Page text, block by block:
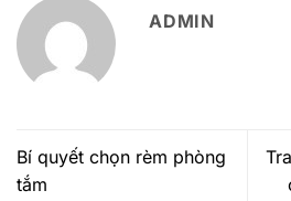
ADMIN
Bí quyết chọn rèm phòng
tắm